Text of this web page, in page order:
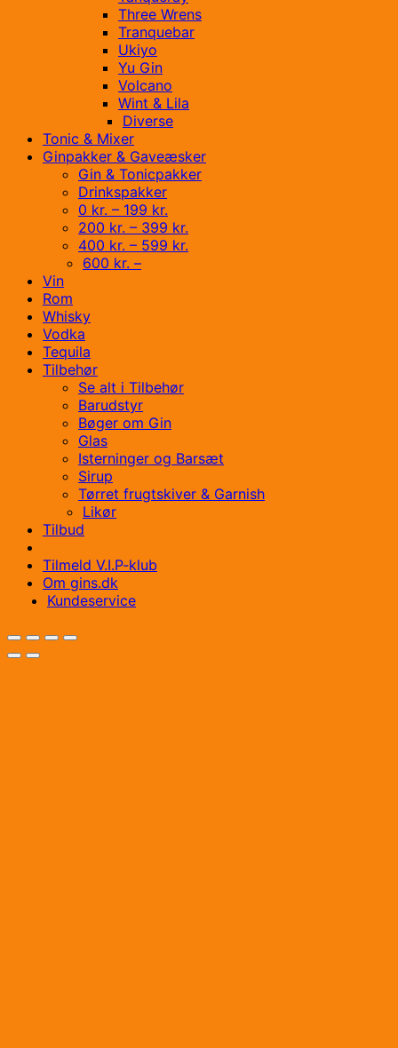
Three Wrens
Tranquebar
Ukiyo
Yu Gin
Volcano
Wint & Lila
Diverse
Tonic & Mixer
Ginpakker & Gaveæsker
Gin & Tonicpakker
Drinkspakker
0 kr. – 199 kr.
200 kr. – 399 kr.
400 kr. – 599 kr.
600 kr. –
Vin
Rom
Whisky
Vodka
Tequila
Tilbehør
Se alt i Tilbehør
Barudstyr
Bøger om Gin
Glas
Isterninger og Barsæt
Sirup
Tørret frugtskiver & Garnish
Likør
Tilbud
Tilmeld V.I.P-klub
Om gins.dk
Kundeservice